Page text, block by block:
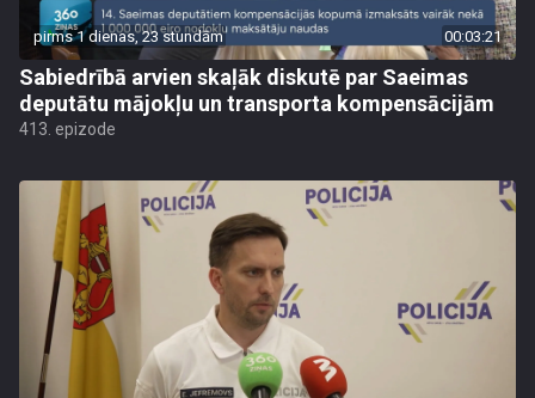
pirms 1 dienas, 23 stundām 00:03:21
Sabiedrībā arvien skaļāk diskutē par Saeimas
deputātu mājokļu un transporta kompensācijām
413. epizode